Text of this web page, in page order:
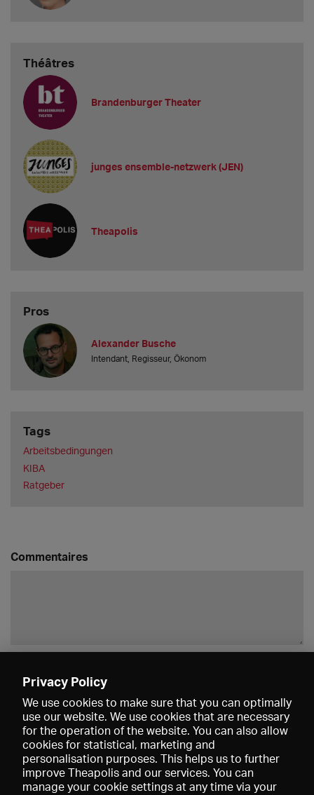
Kernaussagen heruntergekochte Version des Gesprächs. Wer gerne
alle Details wissen möchte, dem empfehlen wir, sich den
Videomitschnitt anzuschauen.
Gibt es bei Euch aktuell Solovakanzen im Musiktheater?
Wir haben eigentlich immer Vakanzen, denn wir haben kein
Ensemble, sondern arbeiten nur mit Gästen.
Welche Mindestgage biet
Théâtres
Brandenburger Theater
junges ensemble-netzwerk (JEN)
Theapolis
Pros
Alexander Busche
Intendant, Regisseur, Ökonom
Tags
Arbeitsbedingungen
KIBA
Ratgeber
Commentaires
Privacy Policy
We use cookies to make sure that you can optimally
use our website. We use cookies that are necessary
for the operation of the website. You can also allow
cookies for statistical, marketing and
personalisation purposes. This helps us to further
improve Theapolis and our services. You can
manage your cookie settings at any time via your